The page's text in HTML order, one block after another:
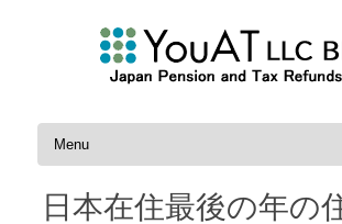
コンテンツへスキップ
日本在住最後の年の